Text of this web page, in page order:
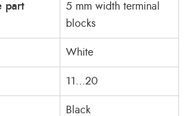
part
5 mm width terminal
blocks
White
11…20
Black